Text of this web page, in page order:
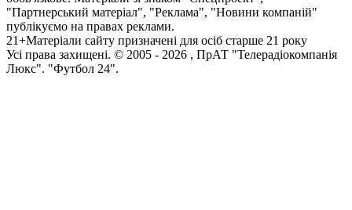
"Партнерський матеріал", "Реклама", "Новини компаній"
публікуємо на правах реклами.
21+Матеріали сайту призначені для осіб старше 21 року
Усi права захищенi. © 2005 - 2026 , ПрАТ "Телерадіокомпанія
Люкс". "Футбол 24".